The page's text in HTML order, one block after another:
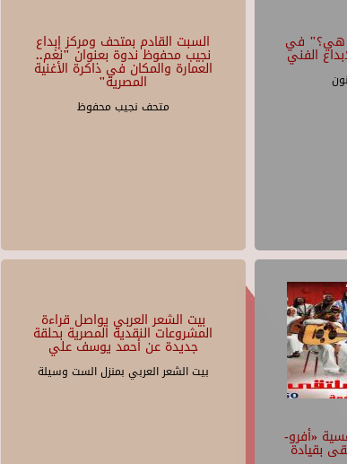
السبت القادم بمتحف ومركز إبداع
نجيب محفوظ ندوة بعنوان "نغم..
العمارة والمكان في ذاكرة الأغنية
المصرية"
متحف نجيب محفوظ
هي؟" في
الفني
بيت الشعر العربي يواصل قراءة
المشروعات النقدية المصرية بحلقة
جديدة عن أحمد يوسف علي
بيت الشعر العربي بمنزل الست وسيلة
«أفرو-
بقيادة